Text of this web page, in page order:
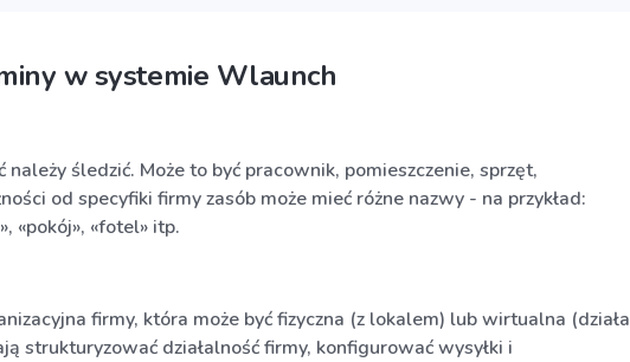
w systemie Wlaunch
śledzić. Może to być pracownik, pomieszczenie, sprzęt,
od specyfiki firmy zasób może mieć różne nazwy - na przykład:
«pokój», «fotel» itp.
firmy, która może być fizyczna (z lokalem) lub wirtualna (działa
strukturyzować działalność firmy, konfigurować wysyłki i